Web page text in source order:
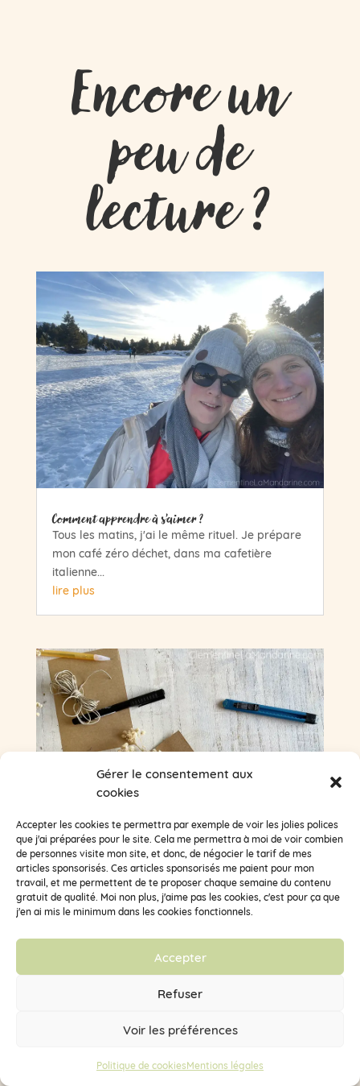
Gérer le consentement aux
cookies
Accepter les cookies te permettra par exemple de voir les jolies polices
que j'ai préparées pour le site. Cela me permettra à moi de voir combien
de personnes visite mon site, et donc, de négocier le tarif de mes
articles sponsorisés. Ces articles sponsorisés me paient pour mon
travail, et me permettent de te proposer chaque semaine du contenu
gratuit de qualité. Moi non plus, j'aime pas les cookies, c'est pour ça que
j'en ai mis le minimum dans les cookies fonctionnels.
Accepter
Refuser
Voir les préférences
Politique de cookiesMentions légales
Encore un
peu de
lecture ?
Comment apprendre à s’aimer ?
Tous les matins, j'ai le même rituel. Je prépare
mon café zéro déchet, dans ma cafetière
italienne...
lire plus
DIY carte d’anniversaire fleurs séchées
Depuis fin Janvier, il y a autour de moi